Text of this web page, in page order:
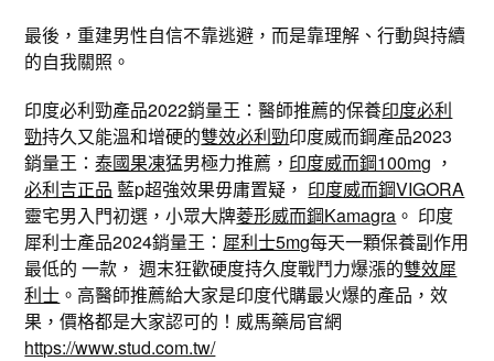
最後，重建男性自信不靠逃避，而是靠理解、行動與持續
的自我關照。
印度必利勁產品2022銷量王：醫師推薦的保養印度必利
勁持久又能溫和增硬的雙效必利勁印度威而鋼產品2023
銷量王：泰國果凍猛男極力推薦， 印度威而鋼100mg ，
必利吉正品 藍p超強效果毋庸置疑， 印度威而鋼VIGORA
靈宅男入門初選，小眾大牌菱形威而鋼Kamagra 。 印度
犀利士產品2024銷量王： 犀利士5mg每天一顆保養副作用
最低的 一款， 週末狂歡硬度持久度戰鬥力爆漲的雙效犀
利士 。高醫師推薦給大家是印度代購最火爆的產品，效
果，價格都是大家認可的！威馬藥局官網
https://www.stud.com.tw/